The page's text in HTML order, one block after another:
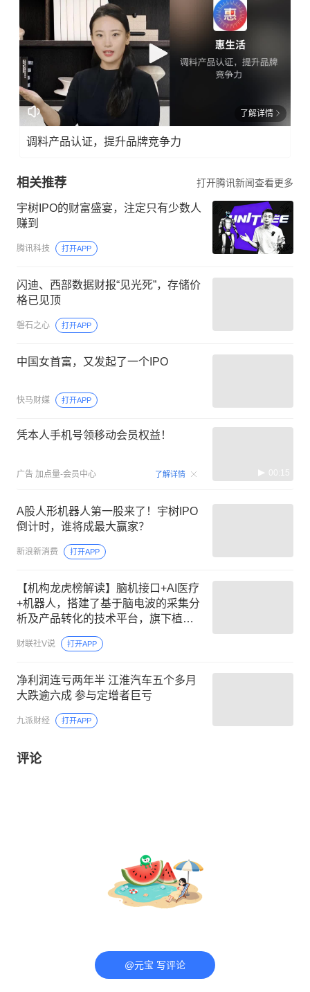
了解详情
调料产品认证，提升品牌竞争力
相关推荐 打开腾讯新闻查看更多
宇树IPO的财富盛宴，注定只有少数人
赚到
腾讯科技 打开APP
闪迪、西部数据财报“见光死”，存储价
格已见顶
磐石之心 打开APP
中国女首富，又发起了一个IPO
快马财媒 打开APP
凭本人手机号领移动会员权益！
广告 加点量-会员中心 了解详情 00:15
A股人形机器人第一股来了！宇树IPO
倒计时，谁将成最大赢家？
新浪新消费 打开APP
【机构龙虎榜解读】脑机接口+AI医疗
+机器人，搭建了基于脑电波的采集分
析及产品转化的技术平台，旗下植入
式闭环神经刺激器系统，系脑机接口
技术应用之一，机构大额净买入这家
财联社V说 打开APP
净利润连亏两年半 江淮汽车五个多月
大跌逾六成 参与定增者巨亏
九派财经 打开APP
评论
@元宝 写评论